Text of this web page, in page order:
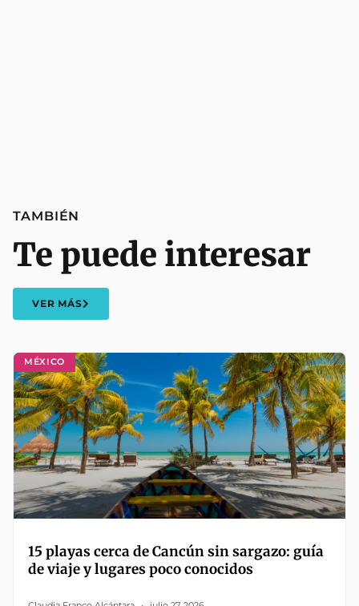
MÉXICO
15 playas cerca de Cancún sin sargazo: guía
de viaje y lugares poco conocidos
TAMBIÉN
Te puede interesar
VER MÁS